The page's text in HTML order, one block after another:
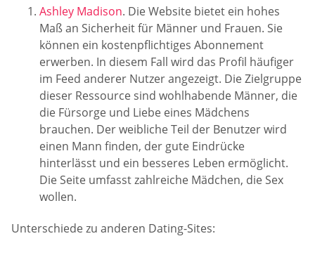
Ashley Madison. Die Website bietet ein hohes
Maß an Sicherheit für Männer und Frauen. Sie
können ein kostenpflichtiges Abonnement
erwerben. In diesem Fall wird das Profil häufiger
im Feed anderer Nutzer angezeigt. Die Zielgruppe
dieser Ressource sind wohlhabende Männer, die
die Fürsorge und Liebe eines Mädchens
brauchen. Der weibliche Teil der Benutzer wird
einen Mann finden, der gute Eindrücke
hinterlässt und ein besseres Leben ermöglicht.
Die Seite umfasst zahlreiche Mädchen, die Sex
wollen.
Unterschiede zu anderen Dating-Sites: